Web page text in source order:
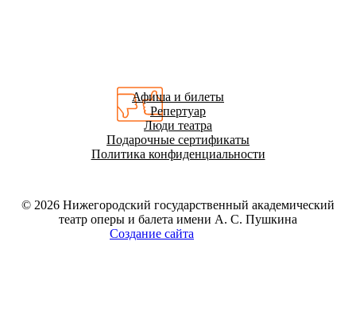
Афиша и билеты
Репертуар
Люди театра
Подарочные сертификаты
Политика конфиденциальности
© 2026 Нижегородский государственный академический
театр оперы и балета имени А. С. Пушкина
Создание сайта